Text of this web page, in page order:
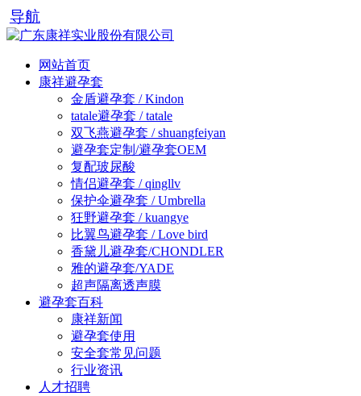
导航
网站首页
康祥避孕套
金盾避孕套 / Kindon
tatale避孕套 / tatale
双飞燕避孕套 / shuangfeiyan
避孕套定制/避孕套OEM
复配玻尿酸
情侣避孕套 / qingllv
保护伞避孕套 / Umbrella
狂野避孕套 / kuangye
比翼鸟避孕套 / Love bird
香黛儿避孕套/CHONDLER
雅的避孕套/YADE
超声隔离透声膜
避孕套百科
康祥新闻
避孕套使用
安全套常见问题
行业资讯
人才招聘